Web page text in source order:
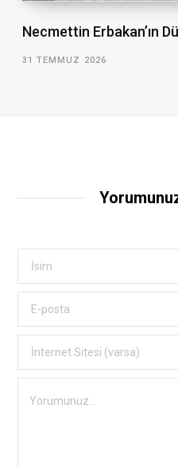
Necmettin Erbakan’ın
31 TEMMUZ 2026